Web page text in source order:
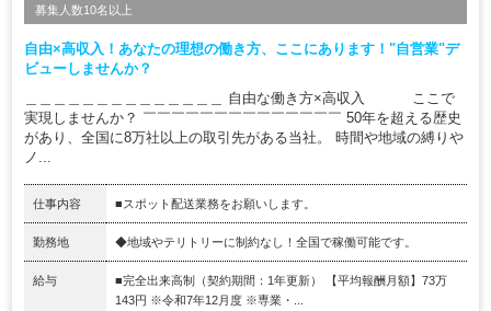
募集人数10名以上
自由×高収入！あなたの理想の働き方、ここにあります！"自営業"デ
ビューしませんか？
＿＿＿＿＿＿＿＿＿＿＿＿＿＿ 自由な働き方×高収入 ここで
実現しませんか？ ￣￣￣￣￣￣￣￣￣￣￣￣￣￣ 50年を超える歴史
があり、全国に8万社以上の取引先がある当社。 時間や地域の縛りや
ノ...
仕事内容 ■スポット配送業務をお願いします。
勤務地 ◆地域やテリトリーに制約なし！全国で稼働可能です。
給与
■完全出来高制（契約期間：1年更新） 【平均報酬月額】73万
143円 ※令和7年12月度 ※専業・...